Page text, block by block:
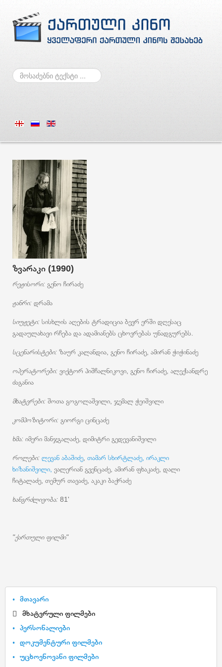
ძებნა
ზვარაკი (1990)
რეჟისორი: გენო ჩირაძე
ჟანრი: დრამა
სიუჟეტი: სისხლის აღების ტრადიცია ბევრ ერში დღესაც
გადაულახავი რჩება და ადამიანებს ცხოვრებას უნადგურებს.
სცენარისტები: ზაურ კალანდია, გენო ჩირაძე, ამირან ჭიჭინაძე
ოპერატორები: ვიქტორ პიშჩალნიკოვი, გენო ჩირაძე, ალექსანდრე
ძაგანია
მხატვრები: შოთა გოგოლაშვილი, ჯემალ ჭეიშვილი
კომპოზიტორი: გიორგი ცინცაძე
ხმა: იმერი მანჯგალაძე, დიმიტრი გედევანიშვილი
როლები: ლევან აბაშიძე თამარ სხირტლაძე, ირაკლი
ხიზანიშვილი, ვალერიან გვენცაძე, ამირან ფხაკაძე, დალი
ჩიტალაძე, თემურ თავაძე, აკაკი ბაქრაძე
ხანგრძლივობა: 81'
"ქართული ფილმი"
მთავარი
მხატვრული ფილმები
პერსონალიები
დოკუმენტური ფილმები
უცხოენოვანი ფილმები